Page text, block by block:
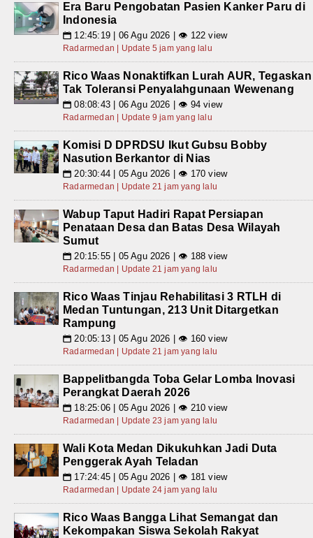
Era Baru Pengobatan Pasien Kanker Paru di
Indonesia
📅 12:45:19 | 06 Agu 2026 | 👁 122 view
Radarmedan | Update 5 jam yang lalu
Rico Waas Nonaktifkan Lurah AUR, Tegaskan
Tak Toleransi Penyalahgunaan Wewenang
📅 08:08:43 | 06 Agu 2026 | 👁 94 view
Radarmedan | Update 9 jam yang lalu
Komisi D DPRDSU Ikut Gubsu Bobby
Nasution Berkantor di Nias
📅 20:30:44 | 05 Agu 2026 | 👁 170 view
Radarmedan | Update 21 jam yang lalu
Wabup Taput Hadiri Rapat Persiapan
Penataan Desa dan Batas Desa Wilayah
Sumut
📅 20:15:55 | 05 Agu 2026 | 👁 188 view
Radarmedan | Update 21 jam yang lalu
Rico Waas Tinjau Rehabilitasi 3 RTLH di
Medan Tuntungan, 213 Unit Ditargetkan
Rampung
📅 20:05:13 | 05 Agu 2026 | 👁 160 view
Radarmedan | Update 21 jam yang lalu
Bappelitbangda Toba Gelar Lomba Inovasi
Perangkat Daerah 2026
📅 18:25:06 | 05 Agu 2026 | 👁 210 view
Radarmedan | Update 23 jam yang lalu
Wali Kota Medan Dikukuhkan Jadi Duta
Penggerak Ayah Teladan
📅 17:24:45 | 05 Agu 2026 | 👁 181 view
Radarmedan | Update 24 jam yang lalu
Rico Waas Bangga Lihat Semangat dan
Kekompakan Siswa Sekolah Rakyat